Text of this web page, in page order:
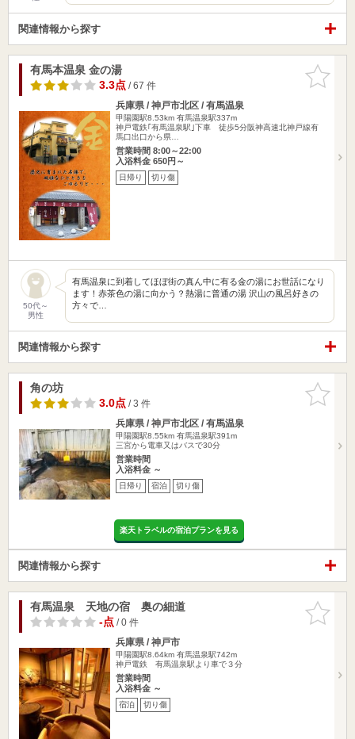
関連情報から探す
お気に入
りに追加
有馬本温泉 金の湯
3.3点/ 67 件
兵庫県 / 神戸市北区 / 有馬温泉
甲陽園駅8.53km 有馬温泉駅337m
神戸電鉄｢有馬温泉駅｣下車 徒歩5分阪神高速北神戸線有
馬口出口から県…
営業時間 8:00～22:00
入浴料金 650円～
日帰り 切り傷
50代～
男性
有馬温泉に到着してほぼ街の真ん中に有る金の湯にお世話になり
ます！赤茶色の湯に向かう？熱湯に普通の湯 沢山の風呂好きの
方々で…
関連情報から探す
お気に入
りに追加
角の坊
3.0点/ 3 件
兵庫県 / 神戸市北区 / 有馬温泉
甲陽園駅8.55km 有馬温泉駅391m
三宮から電車又はバスで30分
営業時間
入浴料金 ～
日帰り 宿泊 切り傷
楽天トラベルの宿泊プランを見る
関連情報から探す
お気に入
りに追加
有馬温泉 天地の宿 奥の細道
-点/ 0 件
兵庫県 / 神戸市
甲陽園駅8.64km 有馬温泉駅742m
神戸電鉄 有馬温泉駅より車で３分
営業時間
入浴料金 ～
宿泊 切り傷